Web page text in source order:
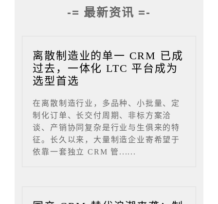
-= 最新资讯 =-
离散制造业的单一 CRM 已成
过去，一体化 LTC 平台成为
选型首选
在离散制造行业，多品种、小批量、定
制化订单、长交付周期、非标方案洽
谈、产销协同复杂是行业与生俱来的特
征。长久以来，大量制造企业寄希望于
依靠一套独立 CRM 管......